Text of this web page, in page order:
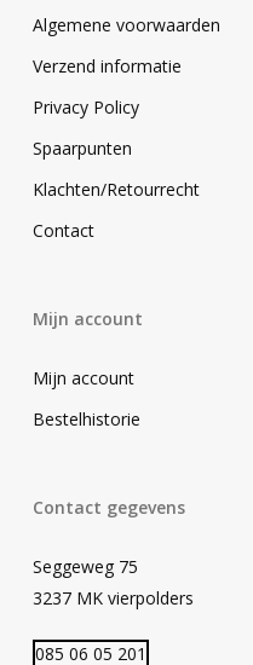
Algemene voorwaarden
Verzend informatie
Privacy Policy
Spaarpunten
Klachten/Retourrecht
Contact
Mijn account
Mijn account
Bestelhistorie
Contact gegevens
Seggeweg 75
3237 MK vierpolders
085 06 05 201